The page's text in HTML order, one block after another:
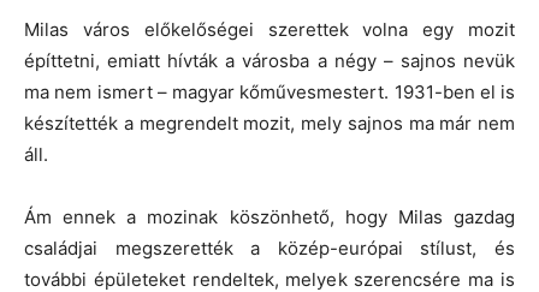
Milas város előkelőségei szerettek volna egy mozit
építtetni, emiatt hívták a városba a négy – sajnos nevük
ma nem ismert – magyar kőművesmestert. 1931-ben el is
készítették a megrendelt mozit, mely sajnos ma már nem
áll.
Ám ennek a mozinak köszönhető, hogy Milas gazdag
családjai megszerették a közép-európai stílust, és
további épületeket rendeltek, melyek szerencsére ma is